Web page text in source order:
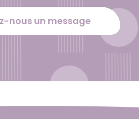
nous un message